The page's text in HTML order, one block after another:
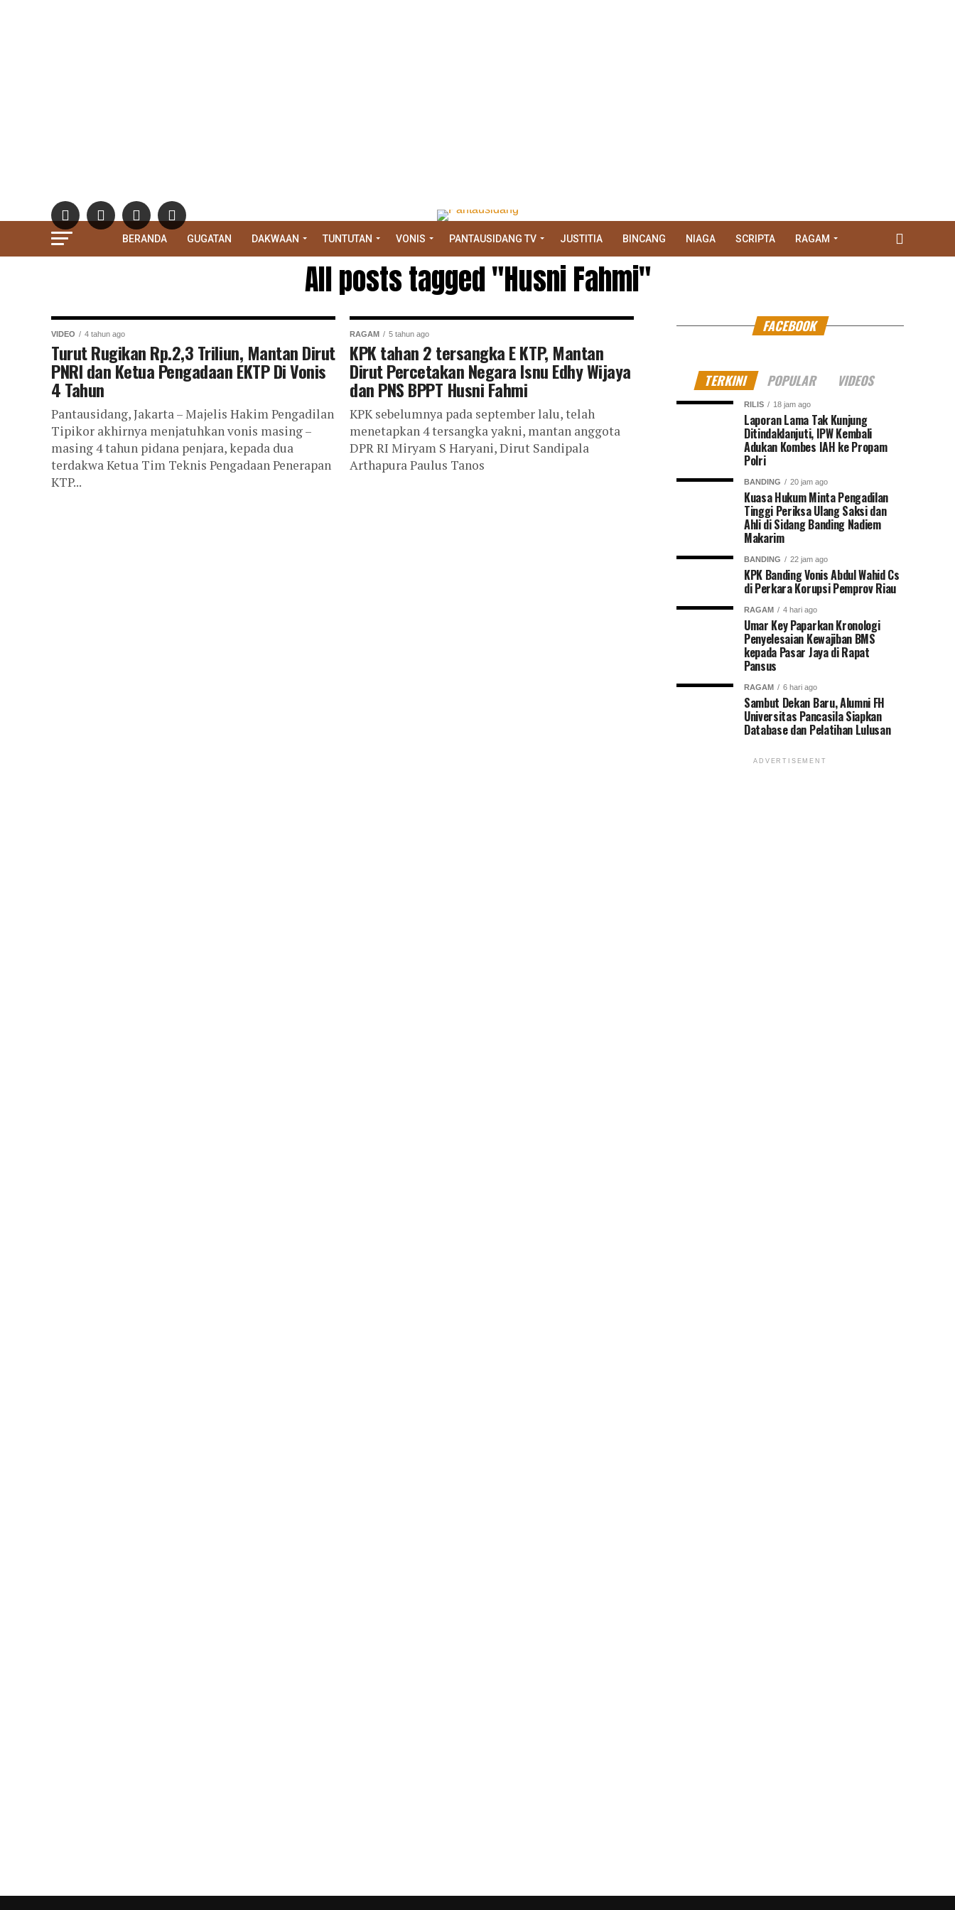
BERANDA GUGATAN DAKWAAN TUNTUTAN VONIS PANTAUSIDANG TV JUSTITIA BINCANG NIAGA SCRIPTA RAGAM
All posts tagged "Husni Fahmi"
VIDEO 4 tahun ago
Turut Rugikan Rp.2,3 Triliun, Mantan Dirut
PNRI dan Ketua Pengadaan EKTP Di Vonis
4 Tahun
Pantausidang, Jakarta – Majelis Hakim Pengadilan
Tipikor akhirnya menjatuhkan vonis masing –
masing 4 tahun pidana penjara, kepada dua
terdakwa Ketua Tim Teknis Pengadaan Penerapan
KTP...
RAGAM 5 tahun ago
KPK tahan 2 tersangka E KTP, Mantan
Dirut Percetakan Negara Isnu Edhy Wijaya
dan PNS BPPT Husni Fahmi
KPK sebelumnya pada september lalu, telah
menetapkan 4 tersangka yakni, mantan anggota
DPR RI Miryam S Haryani, Dirut Sandipala
Arthapura Paulus Tanos
FACEBOOK
TERKINI POPULAR VIDEOS
RILIS 18 jam ago
Laporan Lama Tak Kunjung
Ditindaklanjuti, IPW Kembali
Adukan Kombes IAH ke Propam
Polri
BANDING 20 jam ago
Kuasa Hukum Minta Pengadilan
Tinggi Periksa Ulang Saksi dan
Ahli di Sidang Banding Nadiem
Makarim
BANDING 22 jam ago
KPK Banding Vonis Abdul Wahid Cs
di Perkara Korupsi Pemprov Riau
RAGAM 4 hari ago
Umar Key Paparkan Kronologi
Penyelesaian Kewajiban BMS
kepada Pasar Jaya di Rapat
Pansus
RAGAM 6 hari ago
Sambut Dekan Baru, Alumni FH
Universitas Pancasila Siapkan
Database dan Pelatihan Lulusan
ADVERTISEMENT